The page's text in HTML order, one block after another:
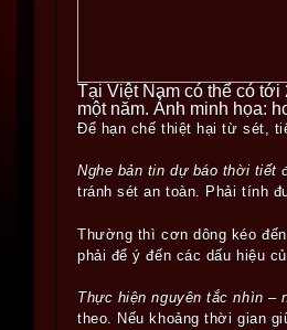
Tại Việt Nam có thể có tới
một năm. Ảnh minh họa:
Để hạn chế thiệt hại từ sét,
Nghe bản tin dự báo thời tiết
tránh sét an toàn. Phải tính
Thường thì cơn dông kéo
phải để ý đến các dấu hiệu
Thực hiện nguyên tắc nhìn –
theo. Nếu khoảng thời gian